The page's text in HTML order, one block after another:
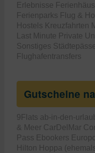
Erlebnisse
Ferienparks Flug &
Hostels Kreuzfahrten
Last Minute Private
Sonstiges
Flughafentransfers
Gutscheine
9Flats ab-in-den-
& Meer CarDelMar
Pass Ebookers
Hilton Hoppa